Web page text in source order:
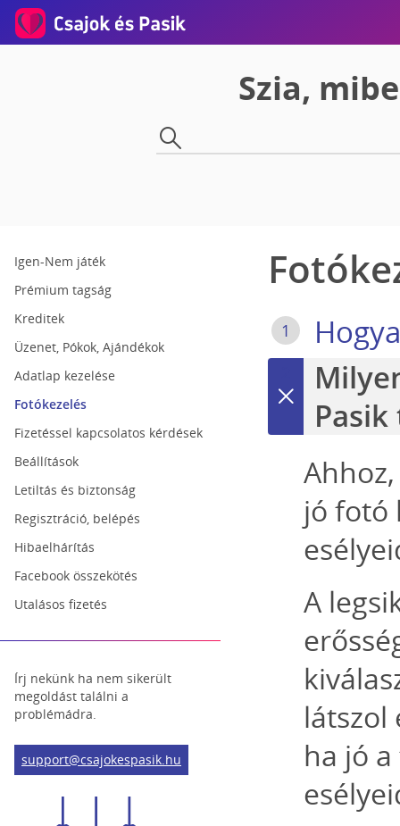
Szia,
Igen-Nem játék
Prémium tagság
Kreditek
Üzenet, Pókok, Ajándékok
Adatlap kezelése
Fotókezelés
Fizetéssel kapcsolatos kérdések
Beállítások
Letiltás és biztonság
Regisztráció, belépés
Hibaelhárítás
Facebook összekötés
Utalásos fizetés
Írj nekünk ha nem sikerült
megoldást találni a
problémádra.
support@csajokespasik.hu
1
jó fotó
A
látszol
ha jó